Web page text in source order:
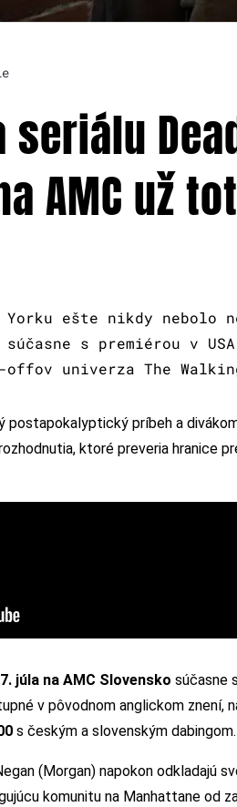
AMC už
ešte nikdy nebolo
súčasne s premiérou v
univerza The
postapokalyptický príbeh a
ktoré preveria hranice
júla na AMC Slovensko súčasne
v pôvodnom anglickom znení,
s českým a slovenským dabingom.
(Morgan) napokon odkladajú
komunitu na Manhattane od